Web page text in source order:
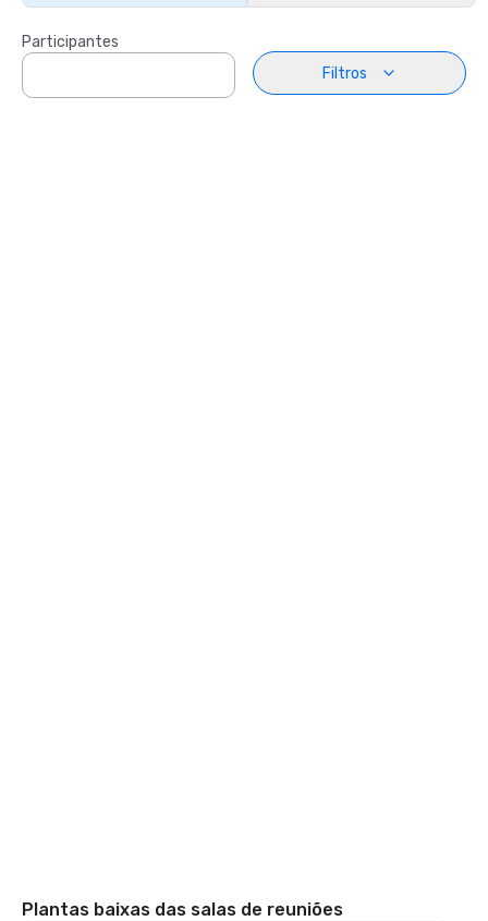
Participantes
Filtros
Plantas baixas das salas de reuniões